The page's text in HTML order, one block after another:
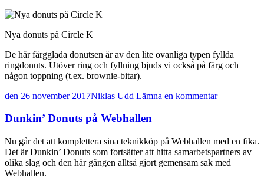
Nya donuts på Circle K
De här färgglada donutsen är av den lite ovanliga typen fyllda
ringdonuts. Utöver ring och fyllning bjuds vi också på färg och
någon toppning (t.ex. brownie-bitar).
den 26 november 2017Niklas Udd Lämna en kommentar
Dunkin’ Donuts på Webhallen
Nu går det att komplettera sina teknikköp på Webhallen med en fika.
Det är Dunkin’ Donuts som fortsätter att hitta samarbetspartners av
olika slag och den här gången alltså gjort gemensam sak med
Webhallen.